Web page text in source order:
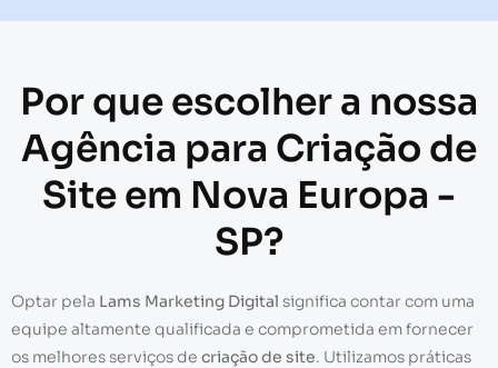
Por que escolher a nossa
Agência para Criação de
Site em Nova Europa -
SP?
Optar pela Lams Marketing Digital significa contar com uma
equipe altamente qualificada e comprometida em fornecer
os melhores serviços de criação de site. Utilizamos práticas